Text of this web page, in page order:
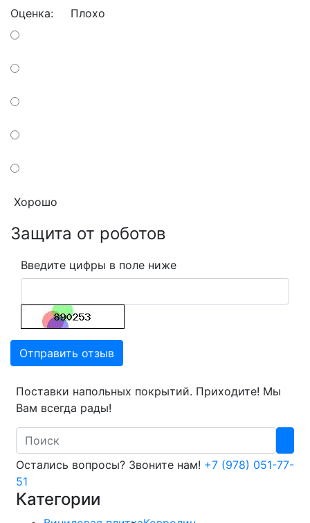
Оценка: Плохо
Хорошо
Защита от роботов
Введите цифры в поле ниже
Отправить отзыв
Поставки напольных покрытий. Приходите! Мы
Вам всегда рады!
Search
Остались вопросы? Звоните нам! +7 (978) 051-77-
51
Категории